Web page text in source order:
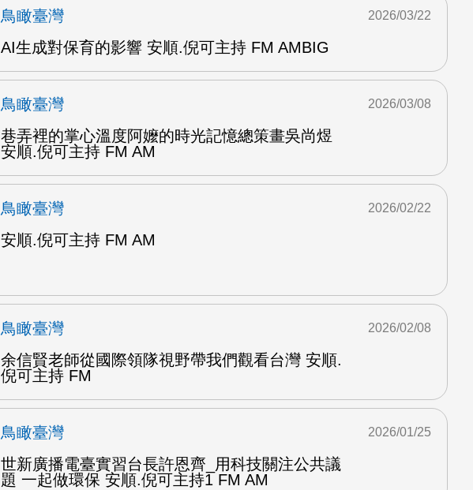
鳥瞰臺灣
AI生成對保育的影響 安順.倪可主持 FM AMBIG
2026/03/22
鳥瞰臺灣
巷弄裡的掌心溫度阿嬤的時光記憶總策畫吳尚煜
安順.倪可主持 FM AM
2026/03/08
鳥瞰臺灣
安順.倪可主持 FM AM
2026/02/22
鳥瞰臺灣
余信賢老師從國際領隊視野帶我們觀看台灣 安順.
倪可主持 FM
2026/02/08
鳥瞰臺灣
世新廣播電臺實習台長許恩齊_用科技關注公共議
題 一起做環保 安順.倪可主持1 FM AM
2026/01/25